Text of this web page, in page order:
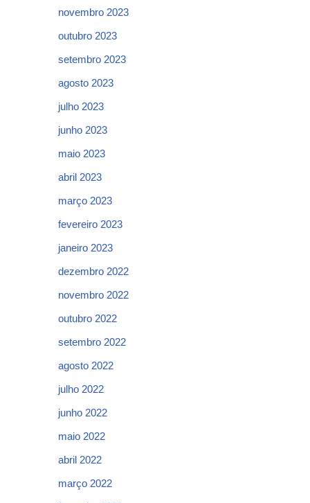
novembro 2023
outubro 2023
setembro 2023
agosto 2023
julho 2023
junho 2023
maio 2023
abril 2023
março 2023
fevereiro 2023
janeiro 2023
dezembro 2022
novembro 2022
outubro 2022
setembro 2022
agosto 2022
julho 2022
junho 2022
maio 2022
abril 2022
março 2022